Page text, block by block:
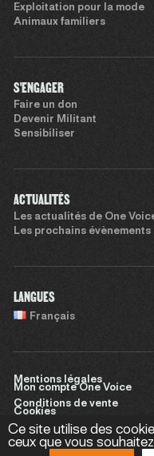
Exploitation pour la mode
Animaux familiers
S'ENGAGER
Faire un don
Devenir Militant
Sensibiliser
ACTUALITÉS
Les actualités de One
Les prochains évènements
LANGUES
Français
Mentions légales
Mon compte One Voice
Conditions de vente
Cookies
Ce site utilise des
ceux que vous